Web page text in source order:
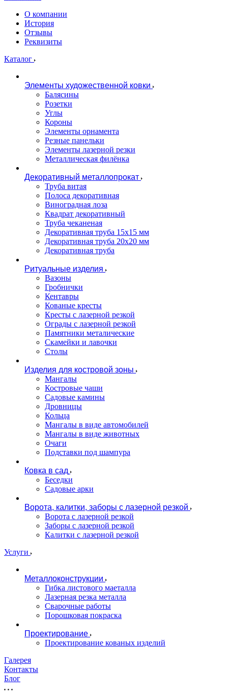
О компании
История
Отзывы
Реквизиты
Каталог
Элементы художественной ковки
Балясины
Розетки
Углы
Короны
Элементы орнамента
Резные панельки
Элементы лазерной резки
Металлическая филёнка
Декоративный металлопрокат
Труба витая
Полоса декоративная
Виноградная лоза
Квадрат декоративный
Труба чеканеная
Декоративная труба 15х15 мм
Декоративная труба 20х20 мм
Декоративная труба
Ритуальные изделия
Вазоны
Гробнички
Кентавры
Кованые кресты
Кресты с лазерной резкой
Ограды с лазерной резкой
Памятники металические
Скамейки и лавочки
Столы
Изделия для костровой зоны
Мангалы
Костровые чаши
Садовые камины
Дровницы
Кольца
Мангалы в виде автомобилей
Мангалы в виде животных
Очаги
Подставки под шампура
Ковка в сад
Беседки
Садовые арки
Ворота, калитки, заборы с лазерной резкой
Ворота с лазерной резкой
Заборы с лазерной резкой
Калитки с лазерной резкой
Услуги
Металлоконструкции
Гибка листового маеталла
Лазерная резка металла
Сварочные работы
Порошковая покраска
Проектирование
Проектирование кованых изделий
Галерея
Контакты
Блог